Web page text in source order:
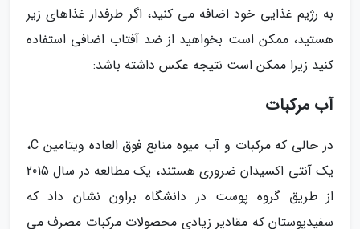
به رژیم غذایی خود اضافه می کنید، اگر طرفدار غذاهای زیر
هستید، ممکن است بخواهید از ضد آفتاب اضافی استفاده
کنید زیرا ممکن است نتیجه عکس داشته باشد:
آب مرکبات
در حالی که مرکبات و آب میوه منابع فوق العاده ویتامین C،
یک آنتی اکسیدان ضروری هستند، یک مطالعه در سال 2015
از طریق گروه پوست در دانشگاه براون نشان داد که
سفیدپوستان که مقادیر زیادی محصولات مرکبات مصرف می